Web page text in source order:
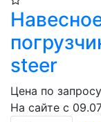
steer
Цена по запросу
На сайте с